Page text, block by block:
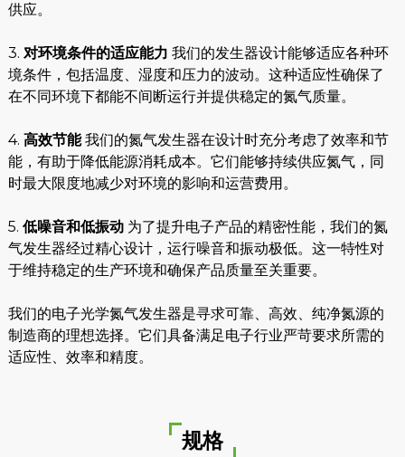
供应。
3. 对环境条件的适应能力 我们的发生器设计能够适应各种环
境条件，包括温度、湿度和压力的波动。这种适应性确保了
在不同环境下都能不间断运行并提供稳定的氮气质量。
4. 高效节能我们的氮气发生器在设计时充分考虑了效率和节
能，有助于降低能源消耗成本。它们能够持续供应氮气，同
时最大限度地减少对环境的影响和运营费用。
5. 低噪音和低振动为了提升电子产品的精密性能，我们的氮
气发生器经过精心设计，运行噪音和振动极低。这一特性对
于维持稳定的生产环境和确保产品质量至关重要。
我们的电子光学氮气发生器是寻求可靠、高效、纯净氮源的
制造商的理想选择。它们具备满足电子行业严苛要求所需的
适应性、效率和精度。
规格